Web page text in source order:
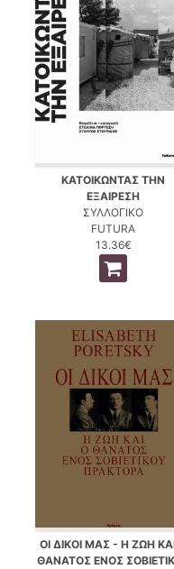
ΚΑΤΟΙΚΩΝΤΑΣ ΤΗΝ
ΕΞΑΙΡΕΣΗ
ΣΥΛΛΟΓΙΚΟ
FUTURA
13.36€
ΟΙ ΔΙΚΟΙ ΜΑΣ - Η ΖΩΗ
ΘΑΝΑΤΟΣ ΕΝΟΣ